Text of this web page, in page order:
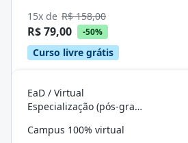
15x de R$ 158,00
R$ 79,00 -50%
Curso livre grátis
EaD / Virtual
Especialização (pós-graduação)
Campus 100% virtual